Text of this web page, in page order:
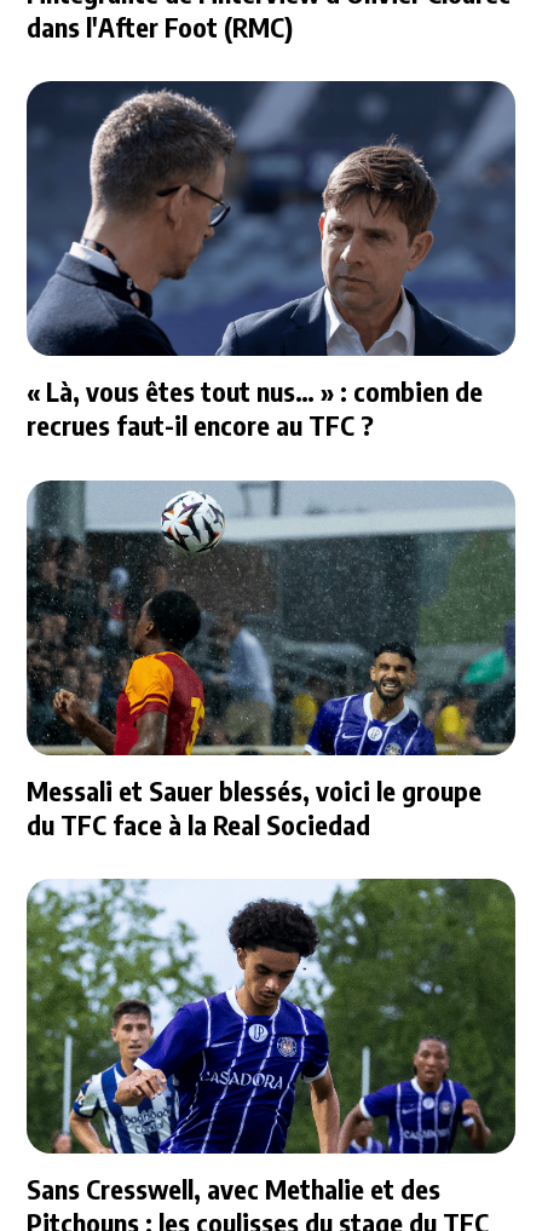
dans l'After Foot (RMC)
« Là, vous êtes tout nus… » : combien de
recrues faut-il encore au TFC ?
Messali et Sauer blessés, voici le groupe
du TFC face à la Real Sociedad
Sans Cresswell, avec Methalie et des
Pitchouns : les coulisses du stage du TFC